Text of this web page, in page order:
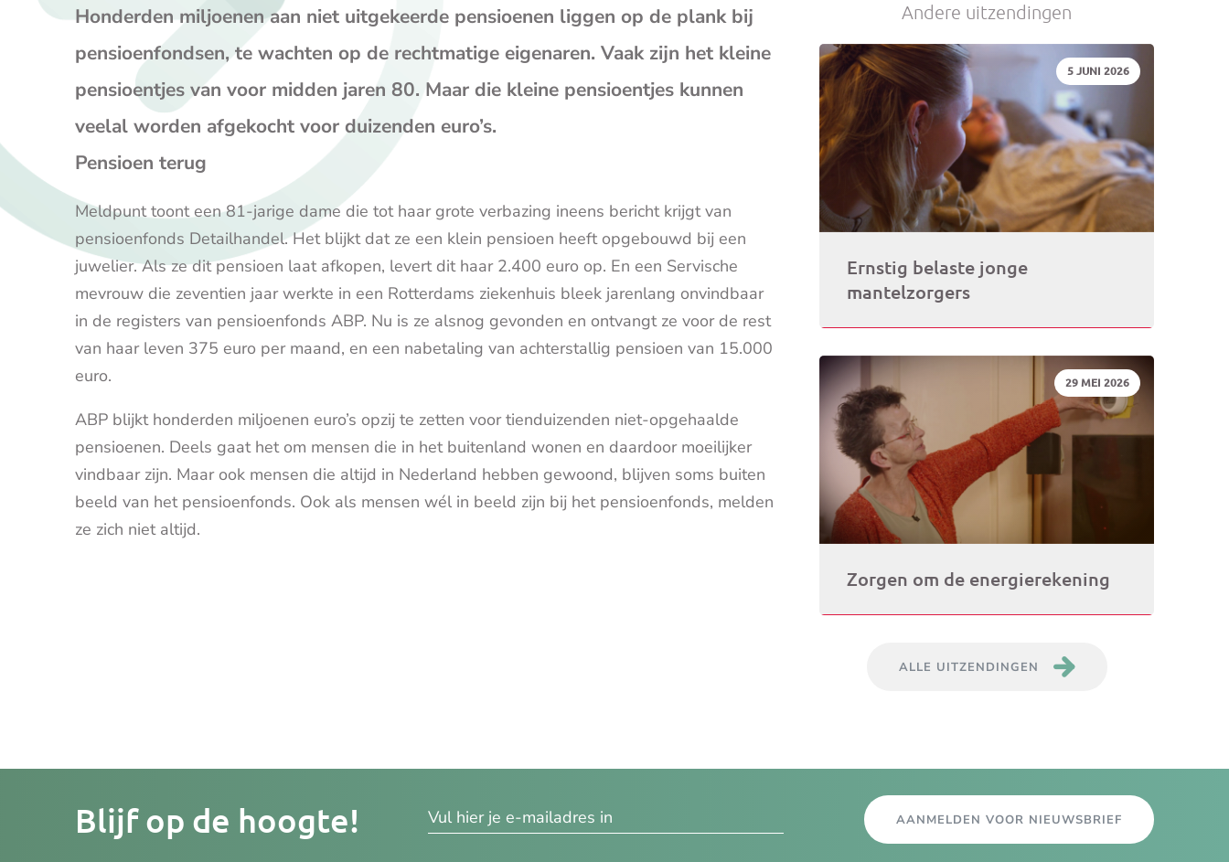
bericht
op
Facebook
bericht
op
X
mailprogramma)
Honderden miljoenen aan niet uitgekeerde pensioenen liggen op de plank bij
pensioenfondsen, te wachten op de rechtmatige eigenaren. Vaak zijn het kleine
pensioentjes van voor midden jaren 80. Maar die kleine pensioentjes kunnen
veelal worden afgekocht voor duizenden euro’s.
Pensioen terug
Meldpunt toont een 81-jarige dame die tot haar grote verbazing ineens bericht krijgt van
pensioenfonds Detailhandel. Het blijkt dat ze een klein pensioen heeft opgebouwd bij een
juwelier. Als ze dit pensioen laat afkopen, levert dit haar 2.400 euro op. En een Servische
mevrouw die zeventien jaar werkte in een Rotterdams ziekenhuis bleek jarenlang onvindbaar
in de registers van pensioenfonds ABP. Nu is ze alsnog gevonden en ontvangt ze voor de rest
van haar leven 375 euro per maand, en een nabetaling van achterstallig pensioen van 15.000
euro.
ABP blijkt honderden miljoenen euro’s opzij te zetten voor tienduizenden niet-opgehaalde
pensioenen. Deels gaat het om mensen die in het buitenland wonen en daardoor moeilijker
vindbaar zijn. Maar ook mensen die altijd in Nederland hebben gewoond, blijven soms buiten
beeld van het pensioenfonds. Ook als mensen wél in beeld zijn bij het pensioenfonds, melden
ze zich niet altijd.
Andere uitzendingen
DATUM:
5 JUNI 2026
Ernstig belaste jonge
mantelzorgers
DATUM:
29 MEI 2026
Zorgen om de energierekening
ALLE UITZENDINGEN
Blijf op de hoogte! AANMELDEN VOOR NIEUWSBRIEF